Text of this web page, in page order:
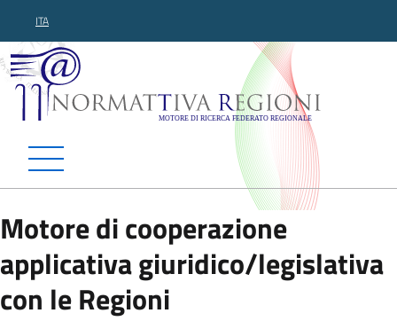
ITA
Normattiva Regioni -
Motore di cooperazione
applicativa giuridico/legislativa
con le Regioni